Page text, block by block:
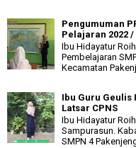
Pengumuman
Pelajaran 2022 /
Ibu Hidayatur
Pembelajaran
Kecamatan
Ibu Guru Geulis
Latsar CPNS
Ibu Hidayatur
Sampurasun.
SMPN 4